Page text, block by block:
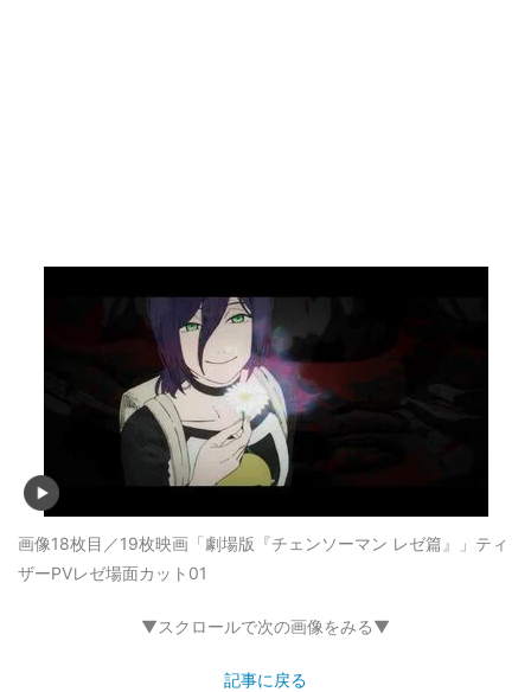
画像18枚目／19枚映画「劇場版『チェンソーマン レゼ篇』」ティ
ザーPVレゼ場面カット01
▼スクロールで次の画像をみる▼
記事に戻る